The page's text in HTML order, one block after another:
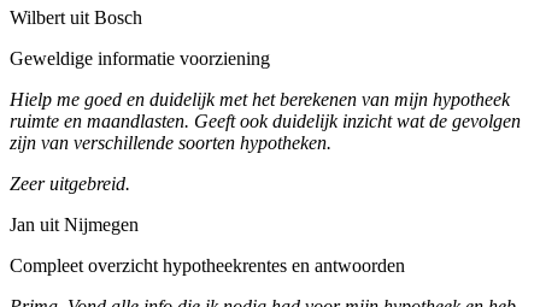
Wilbert uit Bosch
Geweldige informatie voorziening
Hielp me goed en duidelijk met het berekenen van mijn hypotheek
ruimte en maandlasten. Geeft ook duidelijk inzicht wat de gevolgen
zijn van verschillende soorten hypotheken.
Zeer uitgebreid.
Jan uit Nijmegen
Compleet overzicht hypotheekrentes en antwoorden